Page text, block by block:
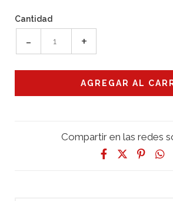
Cantidad
- +
Compartir en las redes